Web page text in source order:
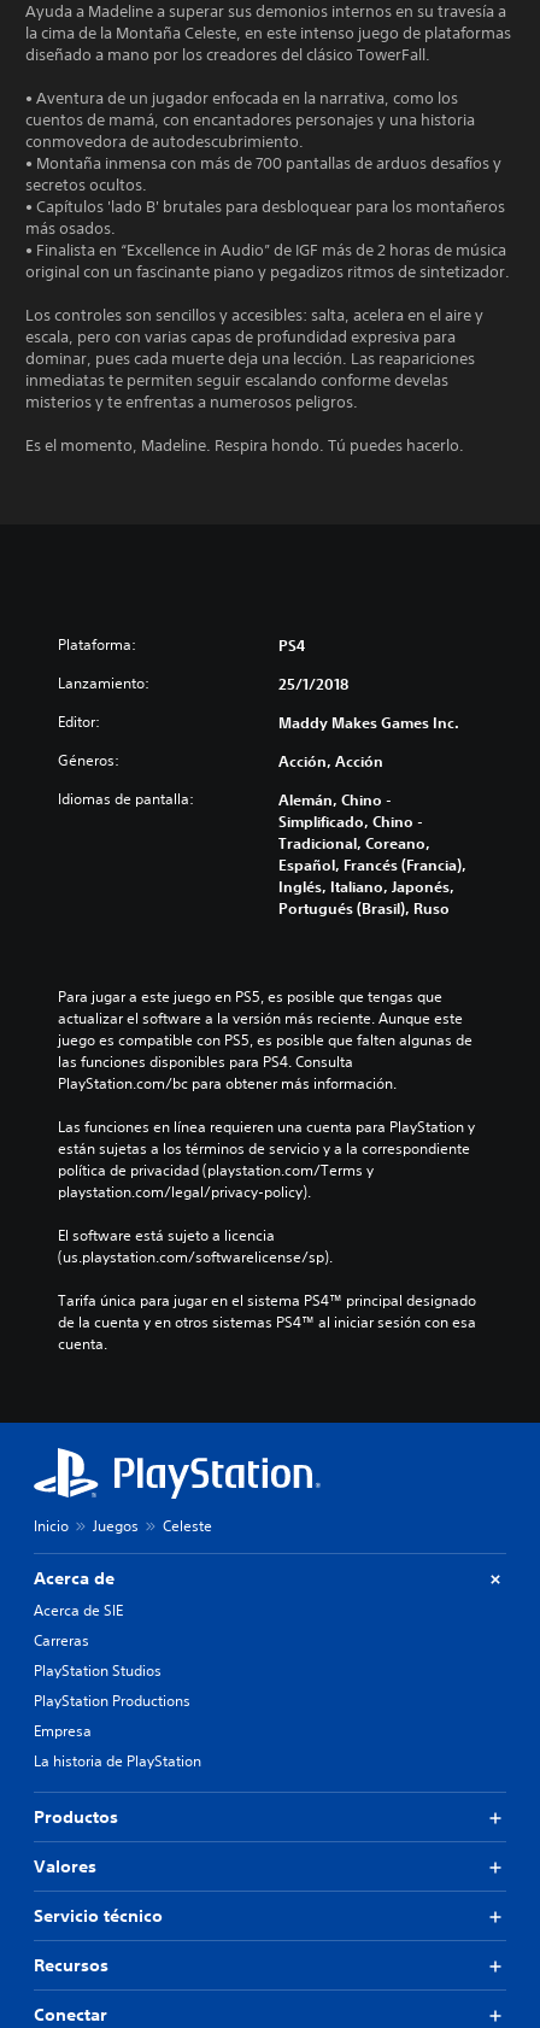
Ayuda a Madeline a superar sus demonios internos en su travesía a
la cima de la Montaña Celeste, en este intenso juego de plataformas
diseñado a mano por los creadores del clásico TowerFall.
• Aventura de un jugador enfocada en la narrativa, como los
cuentos de mamá, con encantadores personajes y una historia
conmovedora de autodescubrimiento.
• Montaña inmensa con más de 700 pantallas de arduos desafíos y
secretos ocultos.
• Capítulos 'lado B' brutales para desbloquear para los montañeros
más osados.
• Finalista en “Excellence in Audio” de IGF más de 2 horas de música
original con un fascinante piano y pegadizos ritmos de sintetizador.
Los controles son sencillos y accesibles: salta, acelera en el aire y
escala, pero con varias capas de profundidad expresiva para
dominar, pues cada muerte deja una lección. Las reapariciones
inmediatas te permiten seguir escalando conforme develas
misterios y te enfrentas a numerosos peligros.
Es el momento, Madeline. Respira hondo. Tú puedes hacerlo.
Plataforma: PS4
Lanzamiento: 25/1/2018
Editor: Maddy Makes Games Inc.
Géneros: Acción, Acción
Idiomas de pantalla:
Alemán, Chino -
Simplificado, Chino -
Tradicional, Coreano,
Español, Francés (Francia),
Inglés, Italiano, Japonés,
Portugués (Brasil), Ruso
Para jugar a este juego en PS5, es posible que tengas que
actualizar el software a la versión más reciente. Aunque este
juego es compatible con PS5, es posible que falten algunas de
las funciones disponibles para PS4. Consulta
PlayStation.com/bc para obtener más información.
Las funciones en línea requieren una cuenta para PlayStation y
están sujetas a los términos de servicio y a la correspondiente
política de privacidad (playstation.com/Terms y
playstation.com/legal/privacy-policy).
El software está sujeto a licencia
(us.playstation.com/softwarelicense/sp).
Tarifa única para jugar en el sistema PS4™ principal designado
de la cuenta y en otros sistemas PS4™ al iniciar sesión con esa
cuenta.
Inicio Juegos Celeste
Acerca de
Acerca de SIE
Carreras
PlayStation Studios
PlayStation Productions
Empresa
La historia de PlayStation
Productos
Valores
Servicio técnico
Recursos
Conectar